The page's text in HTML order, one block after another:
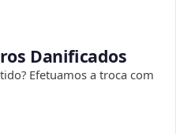
Danificados
Efetuamos a troca com